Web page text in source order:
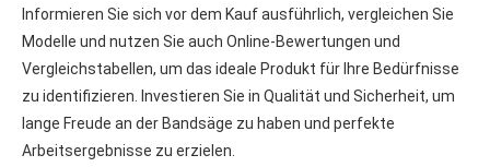
Informieren Sie sich vor dem Kauf ausführlich, vergleichen Sie
Modelle und nutzen Sie auch Online-Bewertungen und
Vergleichstabellen, um das ideale Produkt für Ihre Bedürfnisse
zu identifizieren. Investieren Sie in Qualität und Sicherheit, um
lange Freude an der Bandsäge zu haben und perfekte
Arbeitsergebnisse zu erzielen.